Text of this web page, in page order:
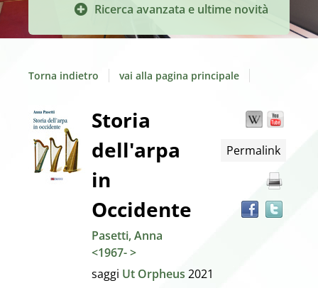
Ricerca avanzata e ultime novità
Torna indietro vai alla pagina principale
Dettaglio
del
documento
Wikipedia
Permalink
Storia
dell'arpa
in
Occidente
Pasetti, Anna
<1967- >
saggi Ut Orpheus 2021